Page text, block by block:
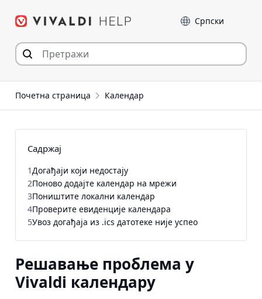
Језик
Почетна страница Календар
Решавање проблема у
Vivaldi календару
Садржај
1Догађаји који недостају
2Поново додајте календар на мрежи
3Поништите локални календар
4Проверите евиденције календара
5Увоз догађаја из .ics датотеке није успео